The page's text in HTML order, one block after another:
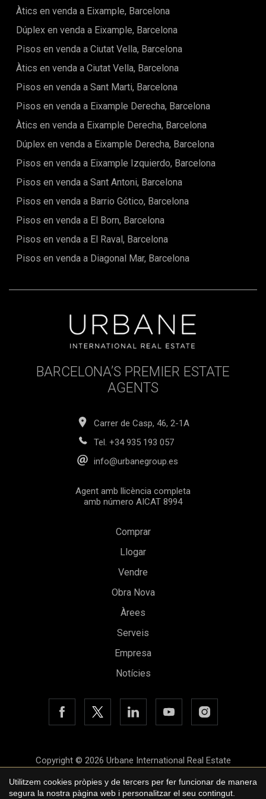
Urbane International Real Estate.
habitatge que combina ubicació, caràcter i funcionalitat en
venda no inclou impostos, despeses de notaria o registre,
hipoteca (si escau).
Àtics en venda a Eixample, Barcelona
Dúplex en venda a Eixample, Barcelona
Pisos en venda a Ciutat Vella, Barcelona
Àtics en venda a Ciutat Vella, Barcelona
Pisos en venda a Sant Marti, Barcelona
Pisos en venda a Eixample Derecha, Barcelona
Àtics en venda a Eixample Derecha, Barcelona
Dúplex en venda a Eixample Derecha, Barcelona
Pisos en venda a Eixample Izquierdo, Barcelona
Pisos en venda a Sant Antoni, Barcelona
Pisos en venda a Barrio Gótico, Barcelona
Pisos en venda a El Born, Barcelona
Pisos en venda a El Raval, Barcelona
Pisos en venda a Diagonal Mar, Barcelona
BARCELONA’S PREMIER ESTATE
AGENTS
Carrer de Casp, 46, 2-1A
Tel. +34 935 193 057
info@urbanegroup.es
Agent amb llicència completa
amb número AICAT 8994
Comprar
Llogar
Vendre
Obra Nova
Àrees
Serveis
Empresa
Notícies
Copyright © 2026 Urbane International Real Estate
Avís legal
Utilitzem cookies pròpies y de tercers per fer funcionar de manera
segura la nostra pàgina web i personalitzar el seu contingut.